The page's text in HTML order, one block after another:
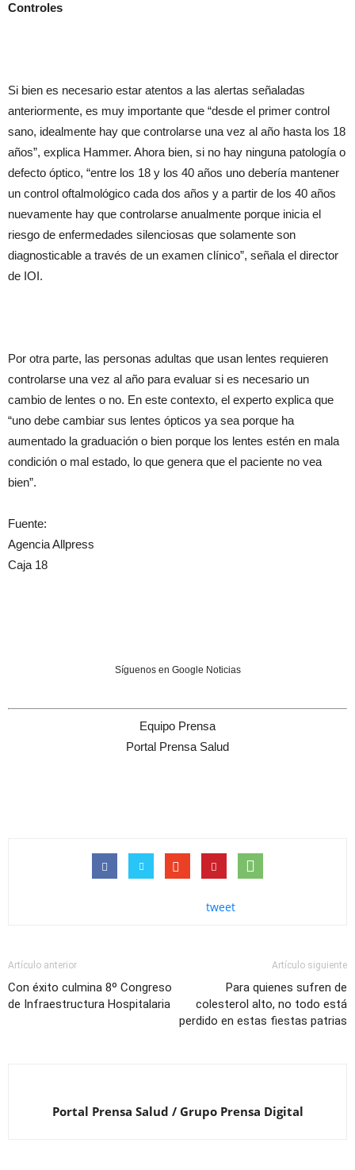
Controles
Si bien es necesario estar atentos a las alertas señaladas
anteriormente, es muy importante que “desde el primer control
sano, idealmente hay que controlarse una vez al año hasta los 18
años”, explica Hammer. Ahora bien, si no hay ninguna patología o
defecto óptico, “entre los 18 y los 40 años uno debería mantener
un control oftalmológico cada dos años y a partir de los 40 años
nuevamente hay que controlarse anualmente porque inicia el
riesgo de enfermedades silenciosas que solamente son
diagnosticable a través de un examen clínico”, señala el director
de IOI.
Por otra parte, las personas adultas que usan lentes requieren
controlarse una vez al año para evaluar si es necesario un
cambio de lentes o no. En este contexto, el experto explica que
“uno debe cambiar sus lentes ópticos ya sea porque ha
aumentado la graduación o bien porque los lentes estén en mala
condición o mal estado, lo que genera que el paciente no vea
bien”.
Fuente:
Agencia Allpress
Caja 18
Síguenos en Google Noticias
Equipo Prensa
Portal Prensa Salud
tweet
Artículo anterior
Con éxito culmina 8º Congreso
de Infraestructura Hospitalaria
Artículo siguiente
Para quienes sufren de
colesterol alto, no todo está
perdido en estas fiestas patrias
Portal Prensa Salud / Grupo Prensa Digital